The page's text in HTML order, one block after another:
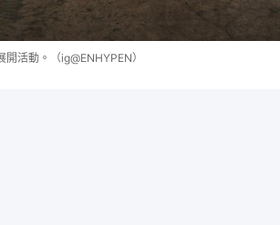
活動。（ig@ENHYPEN）